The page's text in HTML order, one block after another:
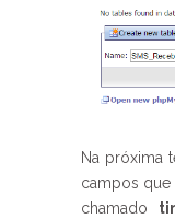
Na próxima
campos que
chamado